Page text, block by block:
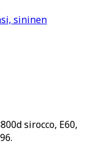
sininen
sirocco, E60,